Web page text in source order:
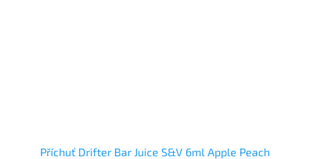
Příchuť Drifter Bar Juice S&V 6ml Apple Peach